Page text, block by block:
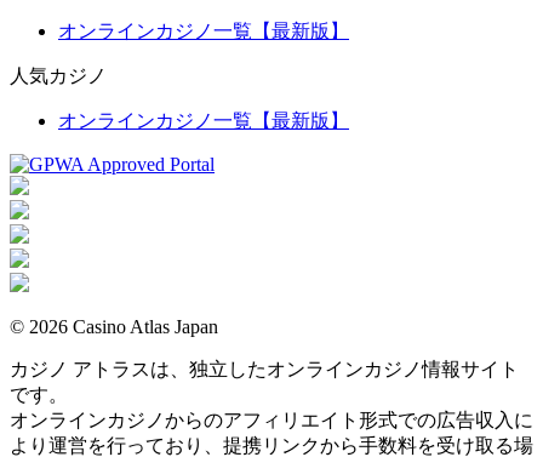
オンラインカジノ一覧【最新版】
人気カジノ
オンラインカジノ一覧【最新版】
© 2026 Casino Atlas Japan
カジノ アトラスは、独立したオンラインカジノ情報サイト
です。
オンラインカジノからのアフィリエイト形式での広告収入に
より運営を行っており、提携リンクから手数料を受け取る場